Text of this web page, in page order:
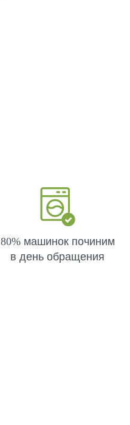
80%машинок починим
в день обращения